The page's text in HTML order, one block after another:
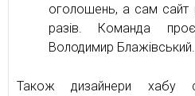
оголошень, а сам сайт
разів. Команда
Володимир Блажівський.
Також дизайнери хабу